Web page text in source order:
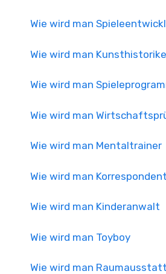
Wie wird man
Wie wird man
Wie wird man
Wie wird man
Wie wird man Mentaltrainer
Wie wird man Korrespondent
Wie wird man Kinderanwalt
Wie wird man Toyboy
Wie wird man